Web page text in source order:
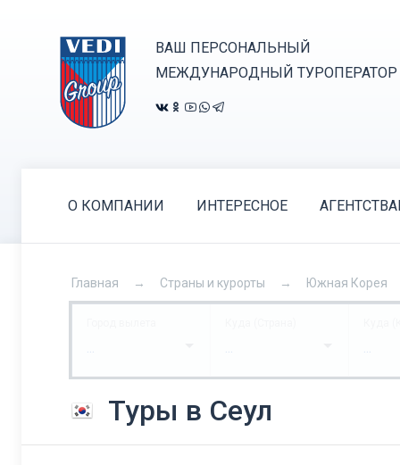
ВАШ ПЕРСОНАЛЬНЫЙ
МЕЖДУНАРОДНЫЙ ТУРОПЕРАТОР
О КОМПАНИИ ИНТЕРЕСНОЕ
Главная Страны и курорты Южная Корея
... ... ...
Туры в Сеул